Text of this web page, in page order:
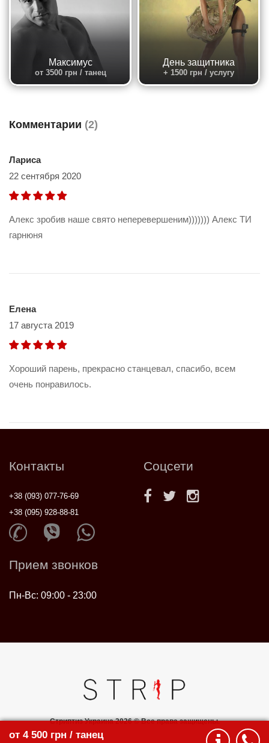
Максимус
от 3500 грн / танец
День защитника
+ 1500 грн / услугу
Комментарии (2)
Лариса
22 сентября 2020
Алекс зробив наше свято неперевершеним))))))) Алекс ТИ
гарнюня
Елена
17 августа 2019
Хороший парень, прекрасно станцевал, спасибо, всем
очень понравилось.
от 4 500 грн / танец
Контакты
+38 (093) 077-76-69
+38 (095) 928-88-81
Соцсети
Прием звонков
Пн-Вс: 09:00 - 23:00
Стриптиз Украина 2026 © Все права защищены.